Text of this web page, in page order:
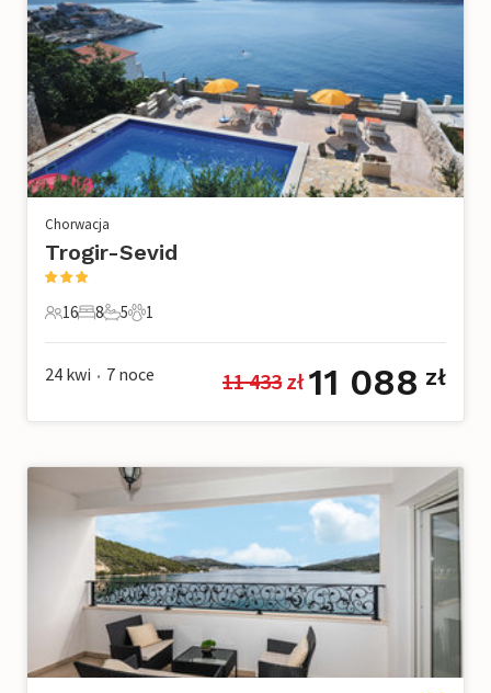
Chorwacja
Trogir-Sevid
16 Goście
16
8 Sypialnie
8
5 Łazienki
5
1 Zwierzę domowe
1
24 kwi • 7 noce 11 433 zł 11 088 zł